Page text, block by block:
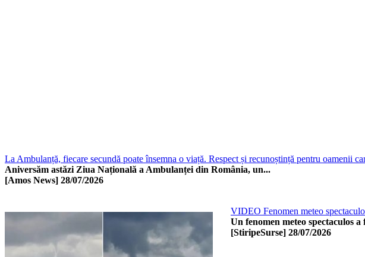
La Ambulanță, fiecare secundă poate însemna o viață. Respect și recunoștință pentru oamenii
Aniversăm astăzi Ziua Națională a Ambulanței din România, un...
[Amos News] 28/07/2026
VIDEO Fenomen meteo
Un fenomen meteo spectaculos
[StiripeSurse] 28/07/2026